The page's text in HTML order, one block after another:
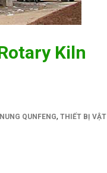
Kiln
QUNFENG, THIẾT BỊ